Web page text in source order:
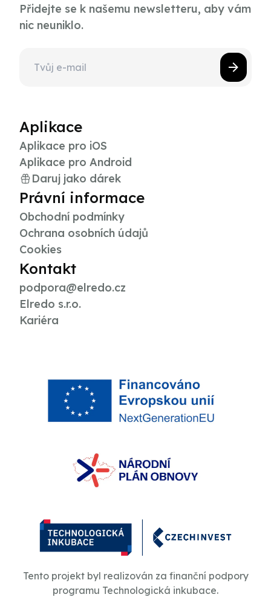
Přidejte se k našemu newsletteru, aby vám
nic neuniklo.
Aplikace
Aplikace pro iOS
Aplikace pro Android
Daruj jako dárek
Právní informace
Obchodní podmínky
Ochrana osobních údajů
Cookies
Kontakt
podpora@elredo.cz
Elredo s.r.o.
Kariéra
Tento projekt byl realizován za finanční podpory
programu Technologická inkubace.